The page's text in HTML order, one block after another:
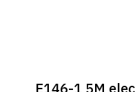
E146-1 5M